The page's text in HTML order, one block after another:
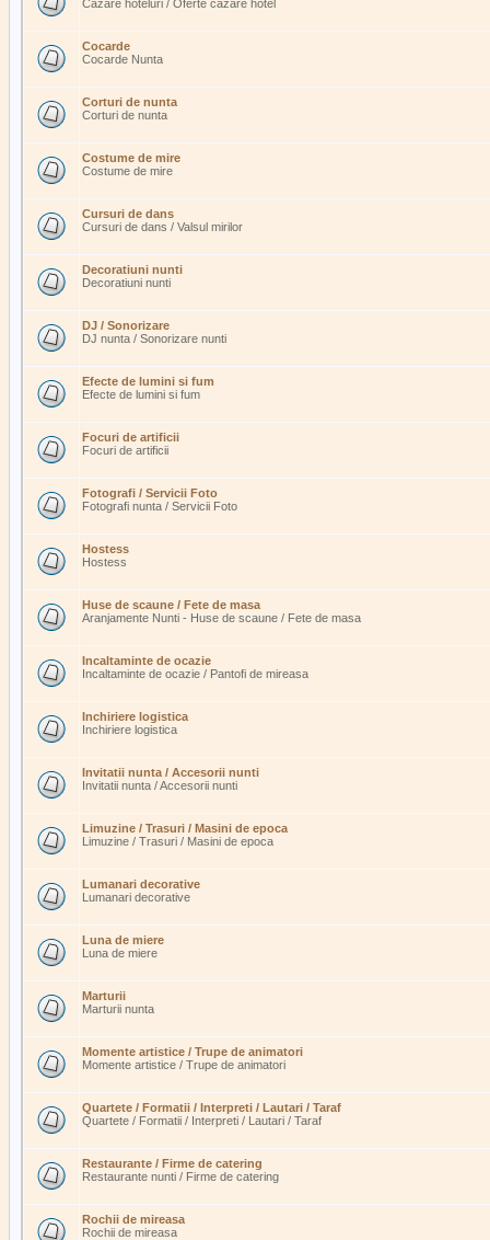
Cazare hoteluri / Oferte cazare hotel
Cocarde
Cocarde Nunta
Corturi de nunta
Corturi de nunta
Costume de mire
Costume de mire
Cursuri de dans
Cursuri de dans / Valsul mirilor
Decoratiuni nunti
Decoratiuni nunti
DJ / Sonorizare
DJ nunta / Sonorizare nunti
Efecte de lumini si fum
Efecte de lumini si fum
Focuri de artificii
Focuri de artificii
Fotografi / Servicii Foto
Fotografi nunta / Servicii Foto
Hostess
Hostess
Huse de scaune / Fete de masa
Aranjamente Nunti - Huse de scaune / Fete de masa
Incaltaminte de ocazie
Incaltaminte de ocazie / Pantofi de mireasa
Inchiriere logistica
Inchiriere logistica
Invitatii nunta / Accesorii nunti
Invitatii nunta / Accesorii nunti
Limuzine / Trasuri / Masini de epoca
Limuzine / Trasuri / Masini de epoca
Lumanari decorative
Lumanari decorative
Luna de miere
Luna de miere
Marturii
Marturii nunta
Momente artistice / Trupe de animatori
Momente artistice / Trupe de animatori
Quartete / Formatii / Interpreti / Lautari / Taraf
Quartete / Formatii / Interpreti / Lautari / Taraf
Restaurante / Firme de catering
Restaurante nunti / Firme de catering
Rochii de mireasa
Rochii de mireasa